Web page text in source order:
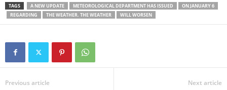
TAGS A NEW UPDATE METEOROLOGICAL DEPARTMENT HAS ISSUED
ON JANUARY 6
REGARDING
THE WEATHER. THE WEATHER WILL WORSEN
Previous article Next article